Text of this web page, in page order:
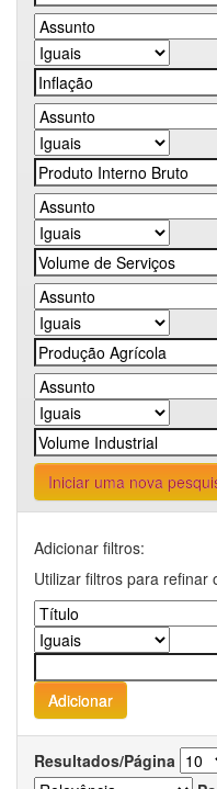
Iniciar uma nova
Adicionar filtros:
Utilizar filtros para refinar
Resultados/Página